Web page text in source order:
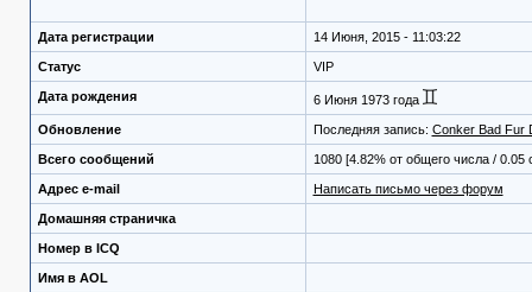
Дата регистрации 14 Июня, 2015 - 11:03:22
Статус VIP
Дата рождения 6 Июня 1973 года
Обновление Последняя запись: Conker Bad Fur
Всего сообщений 1080 [4.82% от общего числа / 0.05
Адрес e-mail Написать письмо через форум
Домашняя страничка
Номер в ICQ
Имя в AOL